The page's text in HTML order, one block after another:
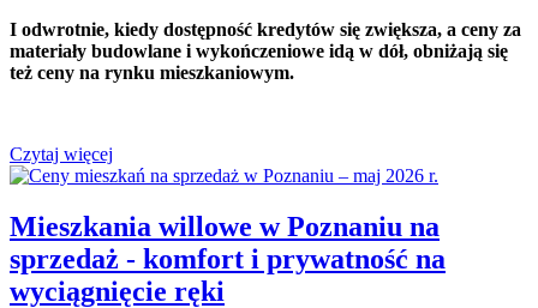
I odwrotnie, kiedy dostępność kredytów się zwiększa, a ceny za
materiały budowlane i wykończeniowe idą w dół, obniżają się
też ceny na rynku mieszkaniowym.
Czytaj więcej
Mieszkania willowe w Poznaniu na
sprzedaż - komfort i prywatność na
wyciągnięcie ręki